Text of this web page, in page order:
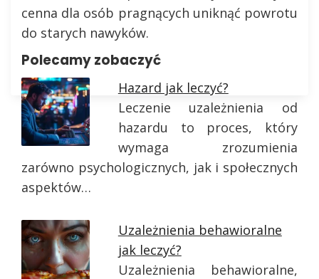
cenna dla osób pragnących uniknąć powrotu
do starych nawyków.
Polecamy zobaczyć
Hazard jak leczyć?
Leczenie uzależnienia od
hazardu to proces, który
wymaga zrozumienia
zarówno psychologicznych, jak i społecznych
aspektów…
Uzależnienia behawioralne
jak leczyć?
Uzależnienia behawioralne,